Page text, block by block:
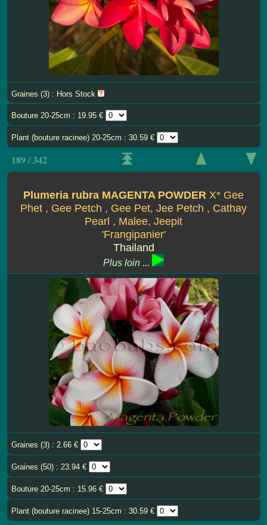
Graines (3) : Hors Stock
Bouture 20-25cm : 19.95 €
Plant (bouture racinee) 20-25cm : 30.59 €
189 / 342
Plumeria rubra MAGENTA POWDER X* Gee
Phet , Gee Petch , Gee Pet, Jee Petch , Cathay
Pearl , Malee, Jeepit
'Frangipanier'
Thailand
Plus loin ...
Graines (3) : 2.66 €
Graines (50) : 23.94 €
Bouture 20-25cm : 15.96 €
Plant (bouture racinee) 15-25cm : 30.59 €